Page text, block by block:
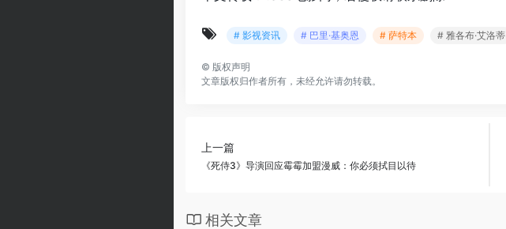
# 影视资讯 # 巴里·基奥恩 # 萨特本 # 雅各布·艾洛蒂
© 版权声明
文章版权归作者所有，未经允许请勿转载。
上一篇
《死侍3》导演回应霉霉加盟漫威：你必须拭目以待
相关文章